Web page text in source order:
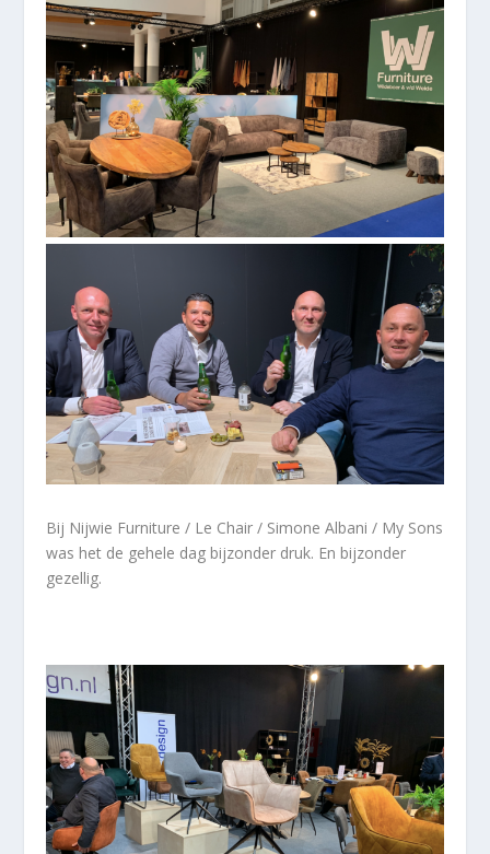
Bij Nijwie Furniture / Le Chair / Simone Albani / My Sons
was het de gehele dag bijzonder druk. En bijzonder
gezellig.